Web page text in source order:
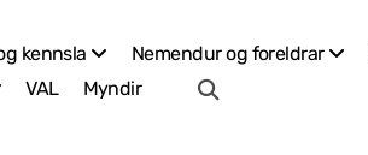
kennsla Nemendur og foreldrar
VAL Myndir